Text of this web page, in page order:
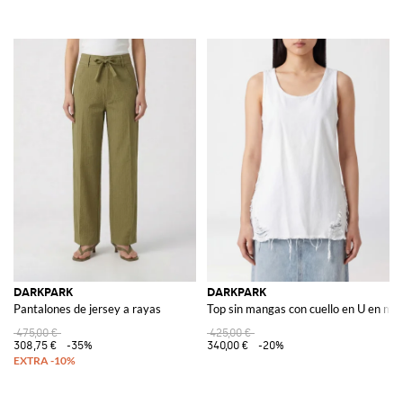
DARKPARK
Pantalones de jersey a rayas
475,00 €
308,75 €
-35%
DARKPARK
Top sin mangas con cuello en U en
425,00 €
340,00 €
-20%